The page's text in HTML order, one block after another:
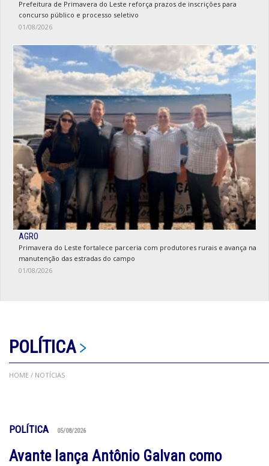
Prefeitura de Primavera do Leste reforça prazos de inscrições para
concurso público e processo seletivo
01/08/2026
AGRO
Primavera do Leste fortalece parceria com produtores rurais e avança na
manutenção das estradas do campo
01/08/2026
POLÍTICA
HOME / NOTÍCIAS
POLÍTICA 05/08/2026
Avante lança Antônio Galvan como